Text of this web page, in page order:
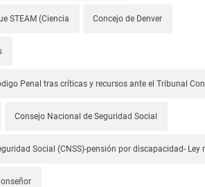
STEAM (Ciencia Concejo de Denver
Penal tras críticas y recursos ante el Tribunal
Consejo Nacional de Seguridad Social
Social (CNSS)-pensión por discapacidad- Ley